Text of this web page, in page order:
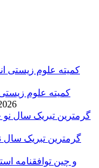
کمیته علوم